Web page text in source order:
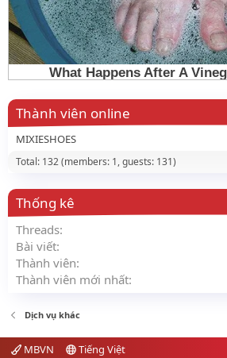
Thành viên online
MIXIESHOES
Total: 132 (members: 1, guests: 131)
Thống kê
Threads
Bài viết
Thành viên
Thành viên mới nhất
Dịch vụ khác
MBVN Tiếng Việt